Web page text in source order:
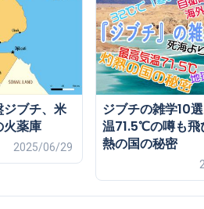
ブチ、米
火薬庫
2025/06/29
ジブチの雑学10
温71.5℃の噂も飛
熱の国の秘密